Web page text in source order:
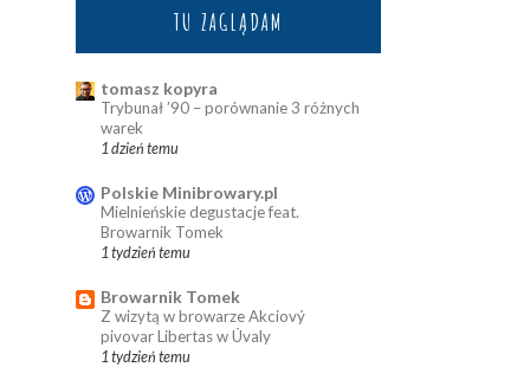
TU ZAGLĄDAM
tomasz kopyra
Trybunał ’90 – porównanie 3 różnych
warek
1 dzień temu
Polskie Minibrowary.pl
Mielnieńskie degustacje feat.
Browarnik Tomek
1 tydzień temu
Browarnik Tomek
Z wizytą w browarze Akciový
pivovar Libertas w Úvaly
1 tydzień temu